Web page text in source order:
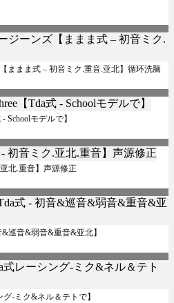
ままま式 – 初音ミク.重音.亚北】循环洗脑
Schoolモデルで】
北.重音】声源修正
巡音&弱音&重音&亚北】
-ミク&ネル＆テトで】